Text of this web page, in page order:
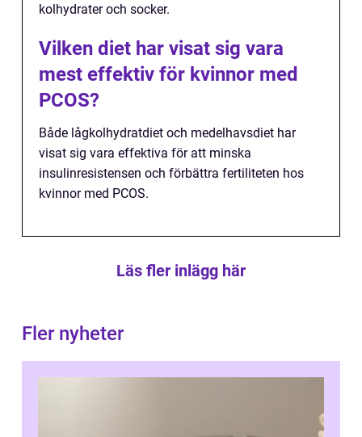
kolhydrater och socker.
Vilken diet har visat sig vara
mest effektiv för kvinnor med
PCOS?
Både lågkolhydratdiet och medelhavsdiet har
visat sig vara effektiva för att minska
insulinresistensen och förbättra fertiliteten hos
kvinnor med PCOS.
Läs fler inlägg här
Fler nyheter